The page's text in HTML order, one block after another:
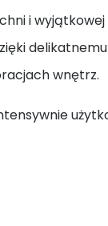
i
wnętrz.